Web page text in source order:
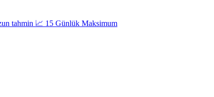
tahmin 📈 15 Günlük Maksimum